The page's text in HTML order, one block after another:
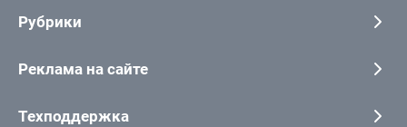
Рубрики
Реклама на сайте
Техподдержка